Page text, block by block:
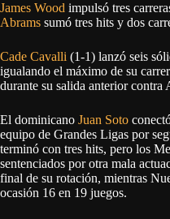
James Wood impulsó tres
Abrams sumó tres hits y dos
Cade Cavalli (1-1) lanzó seis
igualando el máximo de su
durante su salida anterior contra
El dominicano Juan Soto
equipo de Grandes Ligas por
terminó con tres hits, pero los
sentenciados por otra mala
final de su rotación, mientras
ocasión 16 en 19 juegos.